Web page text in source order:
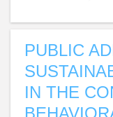
PUBLIC
IN THE